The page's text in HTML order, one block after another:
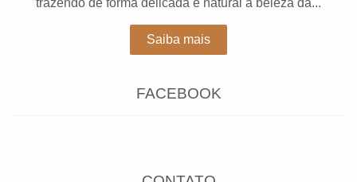
trazendo de forma delicada e natural a beleza da...
Saiba mais
FACEBOOK